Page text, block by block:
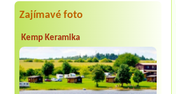
Zajímavé foto
Kemp Keramika